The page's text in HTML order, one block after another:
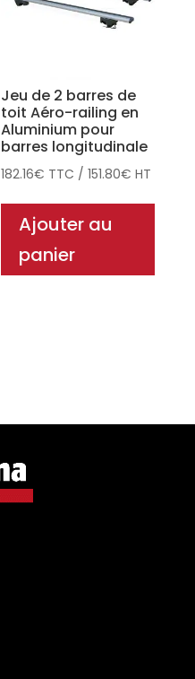
Jeu de 2 barres de
toit Aéro-railing en
Aluminium pour
barres longitudinale
182.16€ TTC /151.80€ HT
Ajouter au
panier